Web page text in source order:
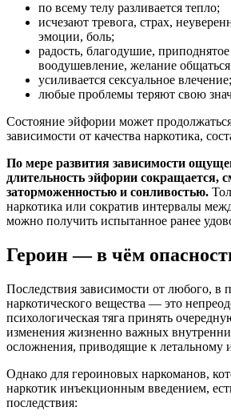
по всему телу разливается тепло;
исчезают тревога, страх,
эмоции, боль;
радость, благодушие,
воодушевление, желание
усиливается сексуальное влечение;
любые проблемы теряют свою
Состояние эйфории может
зависимости от качества наркотика,
По мере развития зависимости
длительность эйфории сокращается,
заторможенностью и сонливостью.
наркотика или сократив интервалы
можно получить испытанное ранее
Героин — в чём
Последствия зависимости от любого, в
наркотического вещества — это
психологическая тяга принять
изменения жизненно важных
осложнения, приводящие к летальному
Однако для героиновых наркоманов,
наркотик инъекционным введением,
последствия: